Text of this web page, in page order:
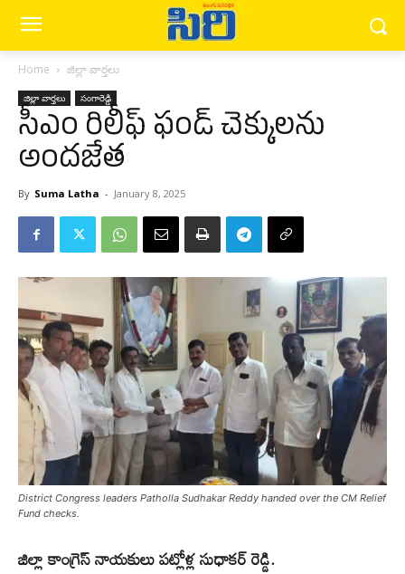
Home జిల్లా వార్త‌లు
జిల్లా వార్త‌లు సంగారెడ్డి
సీఎం రిలీఫ్ ఫండ్ చెక్కులను
అందజేత
By Suma Latha - January 8, 2025
District Congress leaders Patholla Sudhakar Reddy handed over the CM Relief
Fund checks.
జిల్లా కాంగ్రెస్ నాయకులు పట్లోళ్ల సుధాకర్ రెడ్డి.